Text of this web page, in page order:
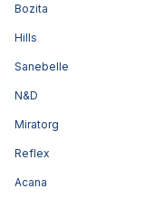
Bozita
Hills
Sanebelle
N&D
Miratorg
Reflex
Acana